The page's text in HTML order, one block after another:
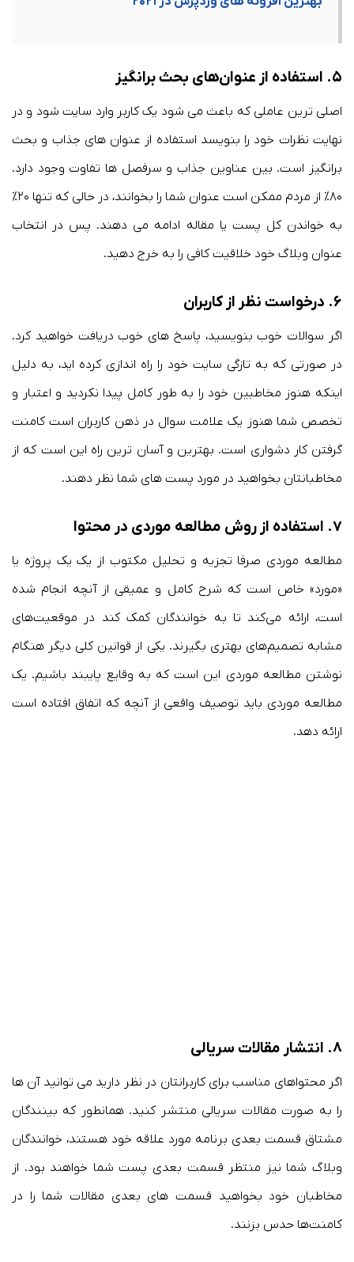
۵. استفاده از عنوان‌های بحث برانگیز
اصلی ترین عاملی که باعث می شود یک کاربر وارد سایت شود و در
نهایت نظرات خود را بنویسد استفاده از عنوان های جذاب و بحث
برانگیز است. بین عناوین جذاب و سرفصل ها تفاوت وجود دارد.
۸۰٪ از مردم ممکن است عنوان شما را بخوانند، در حالی که تنها ۲۰٪
به خواندن کل پست یا مقاله ادامه می دهند. پس در انتخاب
عنوان وبلاگ خود خلاقیت کافی را به خرج دهید.
۶. درخواست نظر از کاربران
اگر سوالات خوب بنویسید‌، پاسخ های خوب دریافت خواهید کرد.
در صورتی که به تازگی سایت خود را راه اندازی کرده اید، به دلیل
اینکه هنوز مخاطبین خود را به طور کامل پیدا نکردید و اعتبار و
تخصص شما هنوز یک علامت سوال در ذهن کاربران است کامنت
گرفتن کار دشواری است. بهترین و آسان ترین راه این است که از
مخاطبانتان بخواهید در مورد پست های شما نظر دهند.
۷. استفاده از روش مطالعه موردی در محتوا
مطالعه موردی صرفا تجزیه و تحلیل مکتوب از یک یک پروژه یا
«مورد» خاص است که شرح کامل و عمیقی از آنچه انجام شده
است، ارائه می‌کند تا به خوانندگان کمک کند در موقعیت‌های
مشابه تصمیم‌های بهتری بگیرند. یکی از قوانین کلی دیگر هنگام
نوشتن مطالعه موردی این است که به وقایع پایبند باشیم. یک
مطالعه موردی باید توصیف واقعی از آنچه که اتفاق افتاده است
ارائه دهد.
۸. انتشار مقالات سریالی
اگر محتواهای مناسب برای کاربرانتان در نظر دارید می توانید آن ها
را به صورت مقالات سریالی منتشر کنید. همانطور که بینندگان
مشتاق قسمت بعدی برنامه مورد علاقه خود هستند، خوانندگان
وبلاگ شما نیز منتظر قسمت بعدی پست شما خواهند بود. از
مخاطبان خود بخواهید قسمت های بعدی مقالات شما را در
کامنت‌ها حدس بزنند.